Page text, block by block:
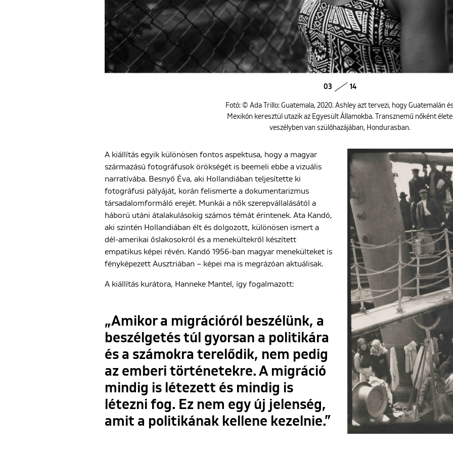
03 14
Fotó: © Ada Trillo: Guatemala, 2020. Ashley azt tervezi, hogy Guatemalán
Mexikón keresztül utazik az Egyesült Államokba. Transznemű nőként élete
veszélyben van szülőhazájában, Hondurasban.
A kiállítás egyik különösen fontos aspektusa, hogy a magyar
származású fotográfusok örökségét is beemeli ebbe a vizuális
narratívába. Besnyő Éva, aki Hollandiában teljesítette ki
fotográfusi pályáját, korán felismerte a dokumentarizmus
társadalomformáló erejét. Munkái a nők szerepvállalásától a
háború utáni átalakulásokig számos témát érintenek. Ata Kandó,
aki szintén Hollandiában élt és dolgozott, különösen ismert a
dél-amerikai őslakosokról és a menekültekről készített
empatikus képei révén. Kandó 1956-ban magyar menekülteket is
fényképezett Ausztriában – képei ma is megrázóan aktuálisak.
A kiállítás kurátora, Hanneke Mantel, így fogalmazott:
„Amikor a migrációról beszélünk, a
beszélgetés túl gyorsan a politikára
és a számokra terelődik, nem pedig
az emberi történetekre. A migráció
mindig is létezett és mindig is
létezni fog. Ez nem egy új jelenség,
amit a politikának kellene kezelnie.”